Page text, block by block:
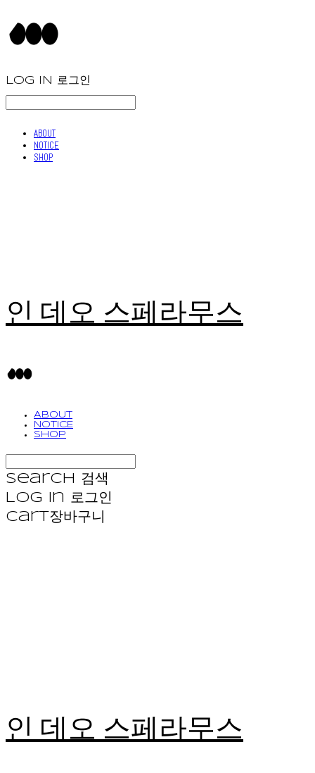
LOG IN 로그인
ABOUT
NOTICE
SHOP
인 데오 스페라무스
ABOUT
NOTICE
SHOP
Search
검색
Log In 로그인
Cart장바구니
인 데오 스페라무스